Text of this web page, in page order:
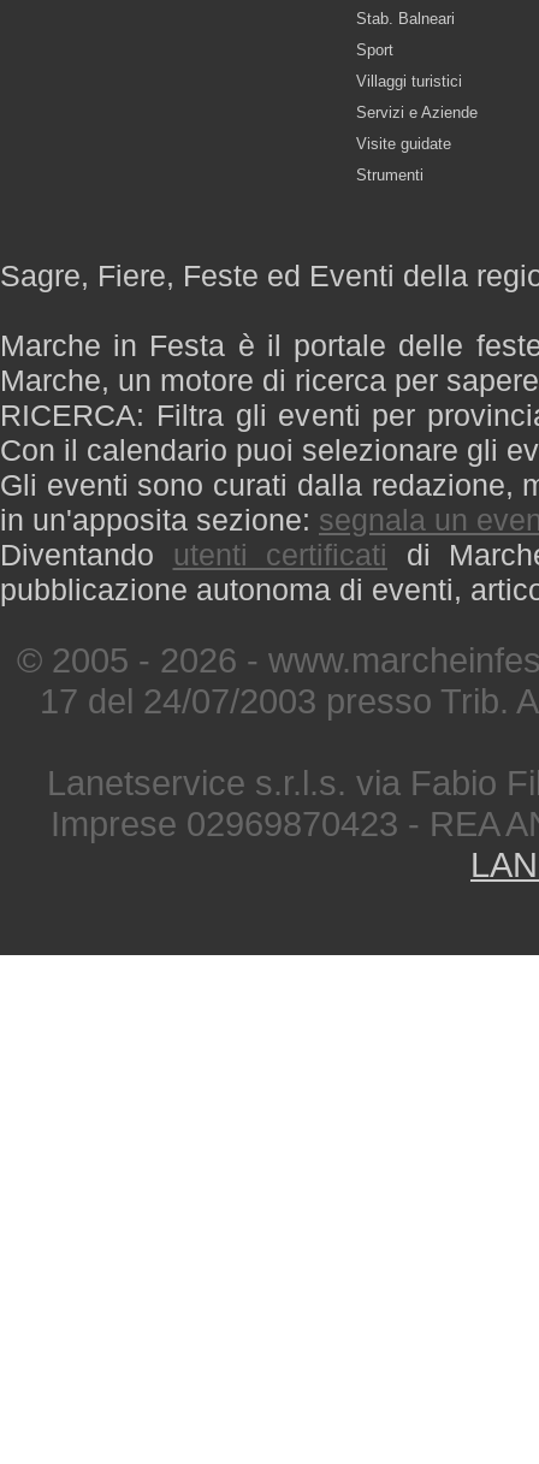
Stab. Balneari
Sport
Villaggi turistici
Servizi e Aziende
Visite guidate
Strumenti
Sagre, Fiere, Feste ed Eventi della
Marche in Festa è il portale delle
Marche, un motore di ricerca per
RICERCA: Filtra gli eventi per
Con il calendario puoi selezionare gli
Gli eventi sono curati dalla redazione,
in un'apposita sezione: segnala un
Diventando utenti certificati di
pubblicazione autonoma di eventi,
© 2005 - 2026 -
17 del 24/07/2003 presso Trib.
Lanetservice s.r.l.s. via Fabio
Imprese 02969870423 - REA